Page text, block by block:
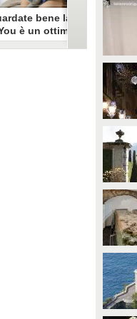
bene la foto
è un ottimo modo
i dati
cui si pubblica una foto da
e una attuale, è una vera